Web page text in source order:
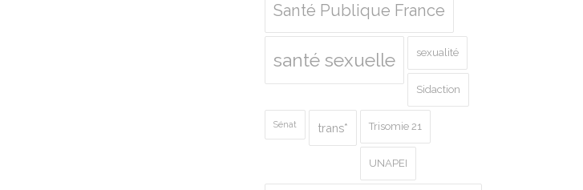
Santé Publique France
santé sexuelle sexualité
Sidaction
Sénat trans* Trisomie 21
UNAPEI